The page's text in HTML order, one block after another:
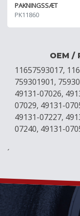
PAKNINGSSÆT
PK11860
OEM /
11657593017,
759301901,
49131-07026,
07029, 49131-
49131-07227,
07240, 49131-
´